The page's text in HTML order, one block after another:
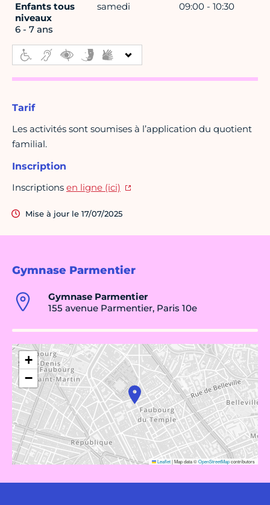
Gymnase Parmentier
Gymnase Parmentier
155 avenue Parmentier, Paris 10e
+
−
Leaflet|Map data ©OpenStreetMapcontributors
Enfants tous
niveaux
6 - 7 ans
samedi 09:00 - 10:30
Tarif
Les activités sont soumises à l’application du quotient
familial.
Inscription
Inscriptions en ligne (ici)
Mise à jour le 17/07/2025